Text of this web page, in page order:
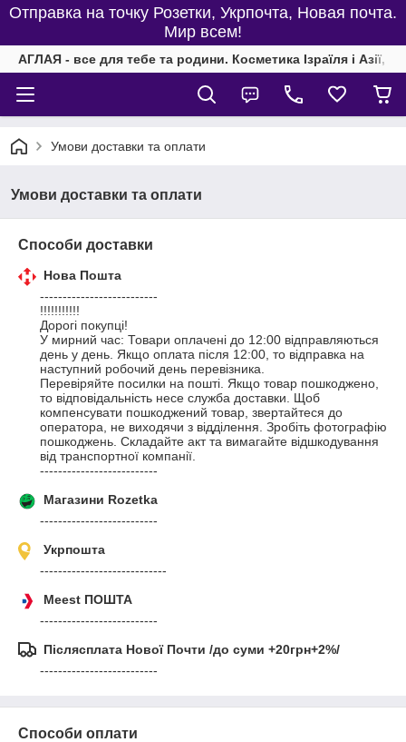
Отправка на точку Розетки, Укрпочта, Новая почта.
Мир всем!
АГЛАЯ - все для тебе та родини. Косметика Ізраїля і Азії,
Умови доставки та оплати
Умови доставки та оплати
Способи доставки
Нова Пошта
--------------------------
!!!!!!!!!!!
Дорогі покупці!
У мирний час: Товари оплачені до 12:00 відправляються
день у день. Якщо оплата після 12:00, то відправка на
наступний робочий день перевізника.
Перевіряйте посилки на пошті. Якщо товар пошкоджено,
то відповідальність несе служба доставки. Щоб
компенсувати пошкоджений товар, звертайтеся до
оператора, не виходячи з відділення. Зробіть фотографію
пошкоджень. Складайте акт та вимагайте відшкодування
від транспортної компанії.
--------------------------
Магазини Rozetka
--------------------------
Укрпошта
----------------------------
Meest ПОШТА
--------------------------
Післясплата Нової Почти /до суми +20грн+2%/
--------------------------
Способи оплати